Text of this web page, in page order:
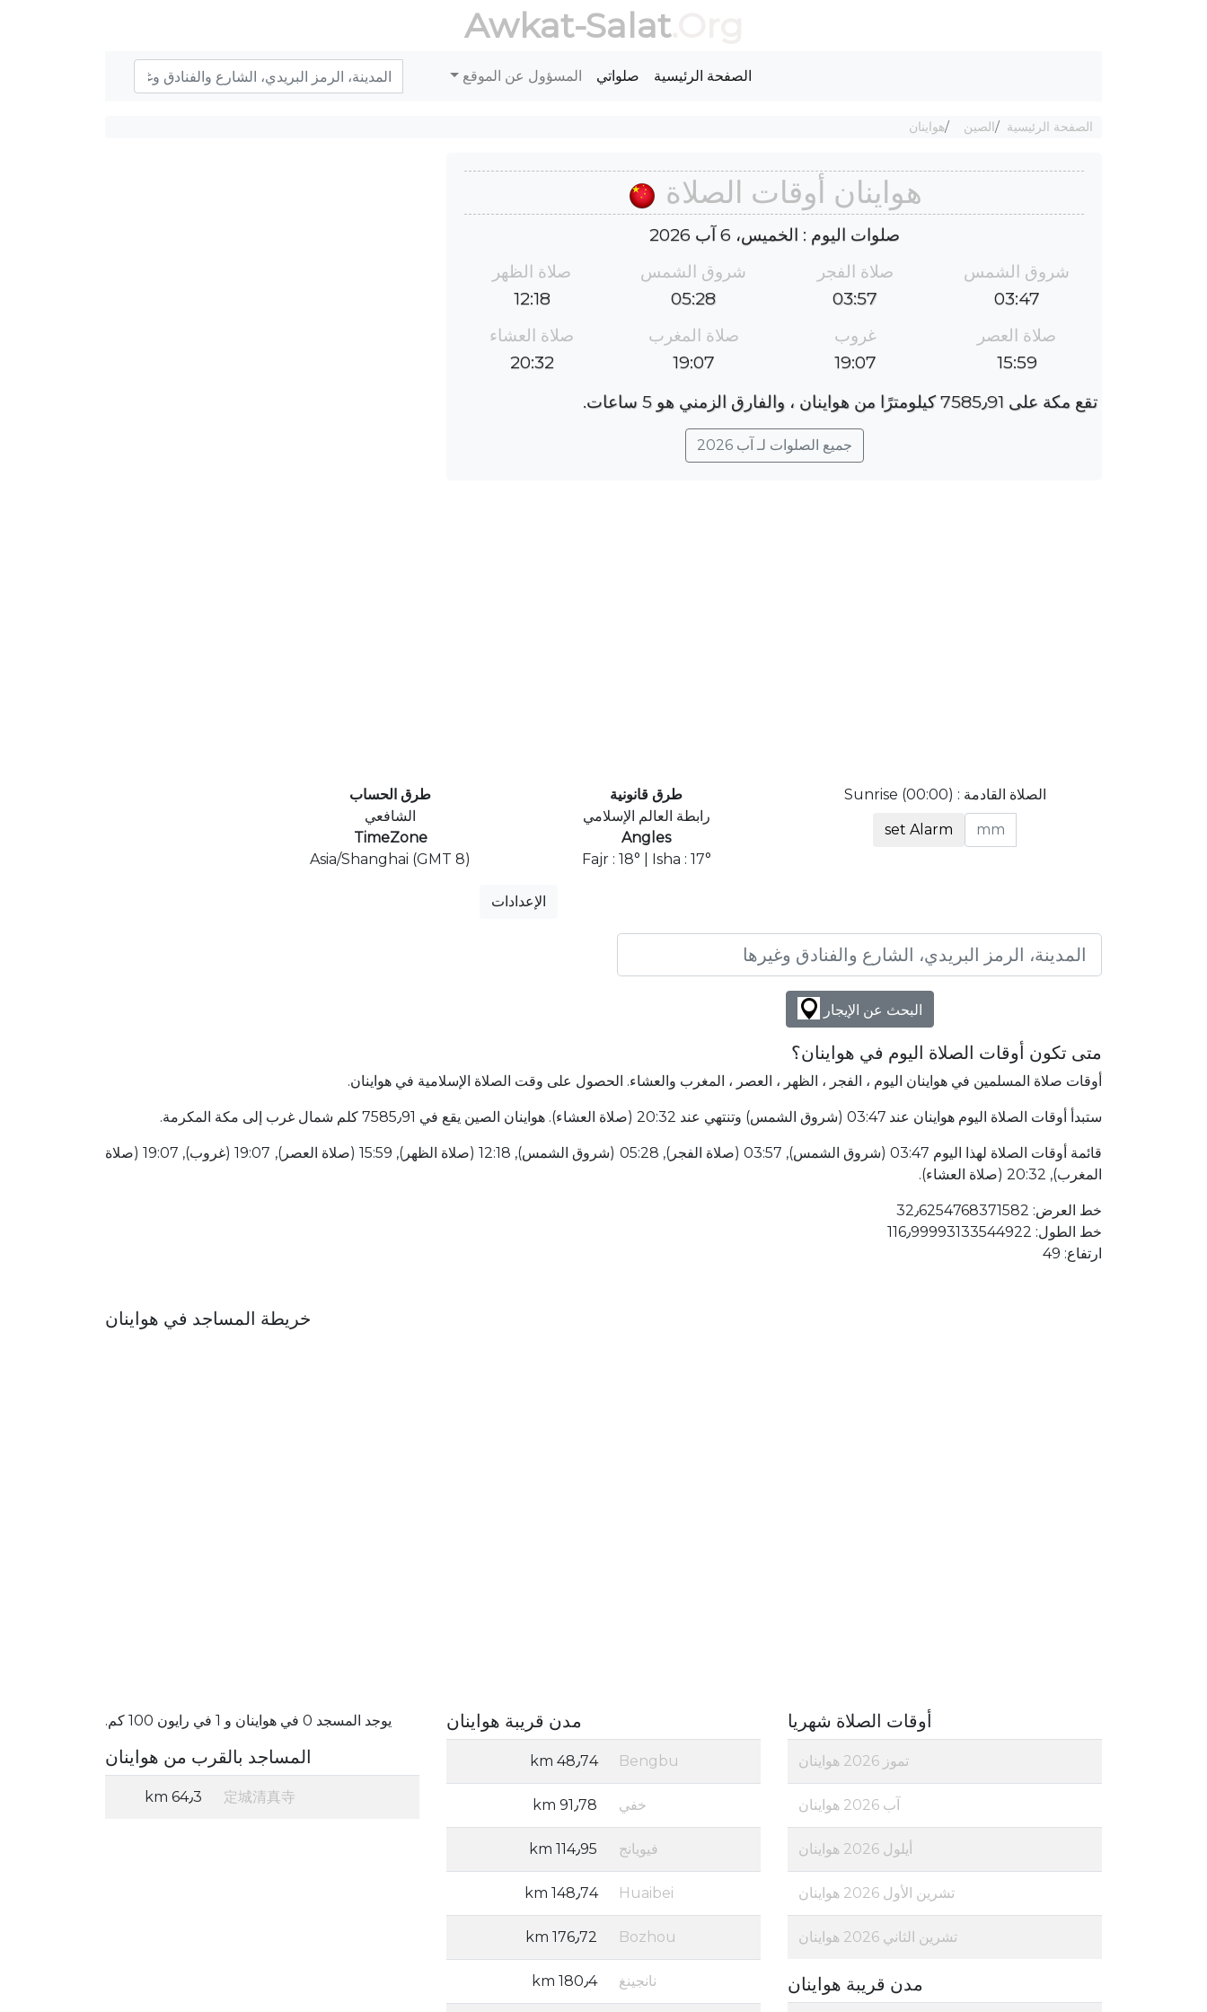
Awkat-Salat.Org
الصفحة الرئيسية صلواتي المسؤول عن الموقع
الصفحة الرئيسية الصين هواينان
هواينان أوقات الصلاة
صلوات اليوم : الخميس، 6 آب 2026
شروق الشمس
03:47
صلاة الفجر
03:57
شروق الشمس
05:28
صلاة الظهر
12:18
صلاة العصر
15:59
غروب
19:07
صلاة المغرب
19:07
صلاة العشاء
20:32
تقع مكة على 7585٫91 كيلومترًا من هواينان ، والفارق الزمني هو 5 ساعات.
جميع الصلوات لـ آب 2026
الصلاة القادمة : Sunrise (00:00)
set Alarm
طرق قانونية
رابطة العالم الإسلامي
طرق الحساب
الشافعي
Angles
Fajr : 18° | Isha : 17°
TimeZone
Asia/Shanghai (GMT 8)
الإعدادات
البحث عن الإيجار
متى تكون أوقات الصلاة اليوم في هواينان؟
أوقات صلاة المسلمين في هواينان اليوم ، الفجر ، الظهر ، العصر ، المغرب والعشاء. الحصول على وقت الصلاة الإسلامية في هواينان.
ستبدأ أوقات الصلاة اليوم هواينان عند 03:47 (شروق الشمس) وتنتهي عند 20:32 (صلاة العشاء). هواينان الصين يقع في 7585٫91 كلم شمال غرب إلى مكة المكرمة.
قائمة أوقات الصلاة لهذا اليوم 03:47 (شروق الشمس), 03:57 (صلاة الفجر), 05:28 (شروق الشمس), 12:18 (صلاة الظهر), 15:59 (صلاة العصر), 19:07 (غروب), 19:07 (صلاة
المغرب), 20:32 (صلاة العشاء).
خط العرض: 32٫6254768371582
خط الطول: 116٫99993133544922
ارتفاع: 49
خريطة المساجد في هواينان
أوقات الصلاة شهريا
تموز 2026 هواينان
آب 2026 هواينان
أيلول 2026 هواينان
تشرين الأول 2026 هواينان
تشرين الثاني 2026 هواينان
مدن قريبة هواينان
مدن قريبة هواينان
Bengbu 48٫74 km
خفي 91٫78 km
فيويانج 114٫95 km
Huaibei 148٫74 km
Bozhou 176٫72 km
نانجينغ 180٫4 km
يوجد المسجد 0 في هواينان و 1 في رايون 100 كم.
المساجد بالقرب من هواينان
定城清真寺 64٫3 km